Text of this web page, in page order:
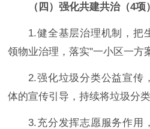
（四）强化共建共治（4项
1.健全基层治理机制，把
领物业治理，落实"一小区一方
2.强化垃圾分类公益宣传
体的宣传引导，持续将垃圾分
3.充分发挥志愿服务作用